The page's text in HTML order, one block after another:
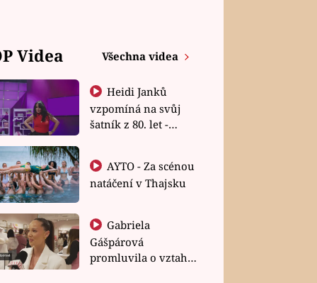
Videa Všechna videa
Heidi Janků
vzpomíná na svůj
šatník z 80. let -
natáčení v Thajsku
Gabriela
Gášpárová
promluvila o vztahu